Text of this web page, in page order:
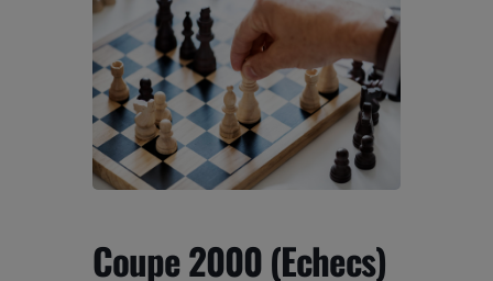
Coupe 2000 (Echecs)